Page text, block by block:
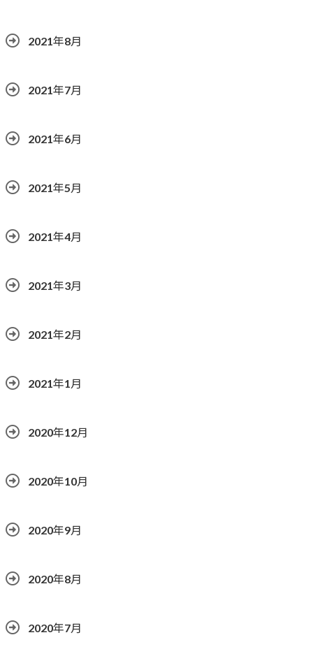
2021年8月
2021年7月
2021年6月
2021年5月
2021年4月
2021年3月
2021年2月
2021年1月
2020年12月
2020年10月
2020年9月
2020年8月
2020年7月